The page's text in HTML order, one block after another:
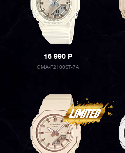
16 990P
GMA-P2100ST-7A